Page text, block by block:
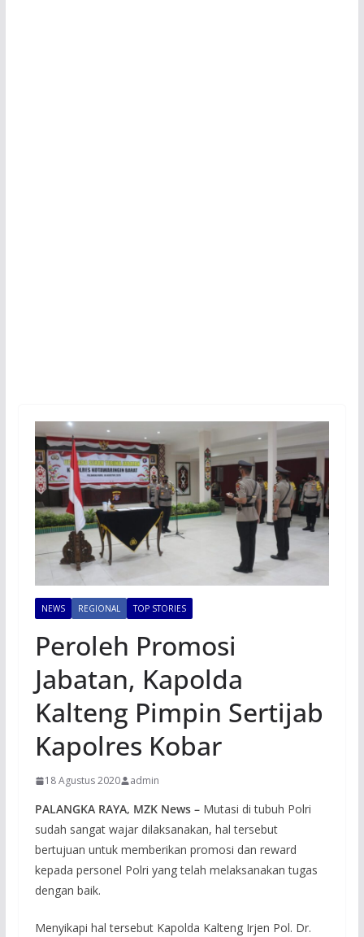
NEWS REGIONAL TOP STORIES
Peroleh Promosi
Jabatan, Kapolda
Kalteng Pimpin Sertijab
Kapolres Kobar
18 Agustus 2020 admin
PALANGKA RAYA, MZK News – Mutasi di tubuh Polri
sudah sangat wajar dilaksanakan, hal tersebut
bertujuan untuk memberikan promosi dan reward
kepada personel Polri yang telah melaksanakan tugas
dengan baik.
Menyikapi hal tersebut Kapolda Kalteng Irjen Pol. Dr.